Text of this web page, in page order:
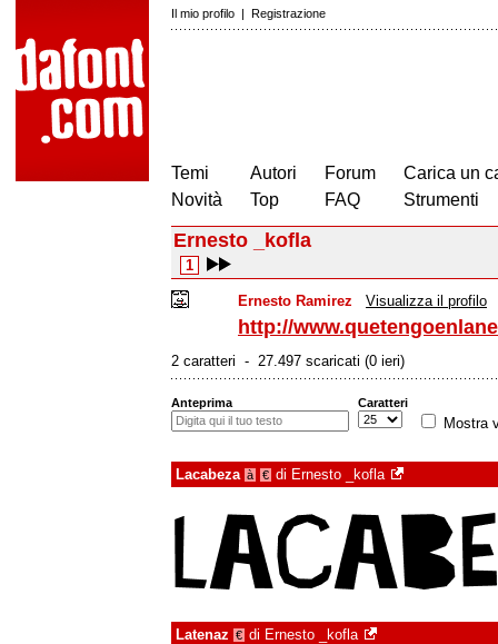
Il mio profilo | Registrazione
Temi
Novità
Autori
Top
Forum
FAQ
Carica un
Strumenti
Ernesto _kofla
1
Ernesto Ramirez Visualizza il profilo
http://
2 caratteri - 27.497 scaricati (0 ieri)
Anteprima Caratteri
Mostra
Lacabeza à € di Ernesto _kofla
Latenaz € di Ernesto _kofla